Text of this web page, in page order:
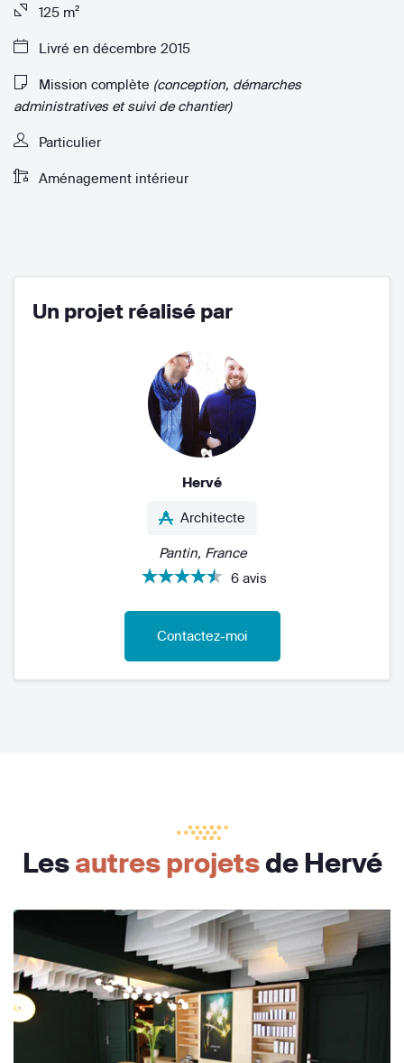
125 m²
Livré en décembre 2015
Mission complète (conception, démarches
administratives et suivi de chantier)
Particulier
Aménagement intérieur
Un projet réalisé par
Hervé
Architecte
Pantin, France
6 avis
Contactez-moi
Lesautres projetsde Hervé